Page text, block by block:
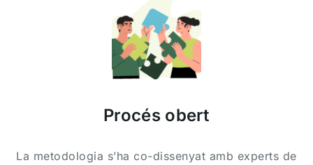
Procés obert
La metodologia s’ha co-dissenyat amb experts de